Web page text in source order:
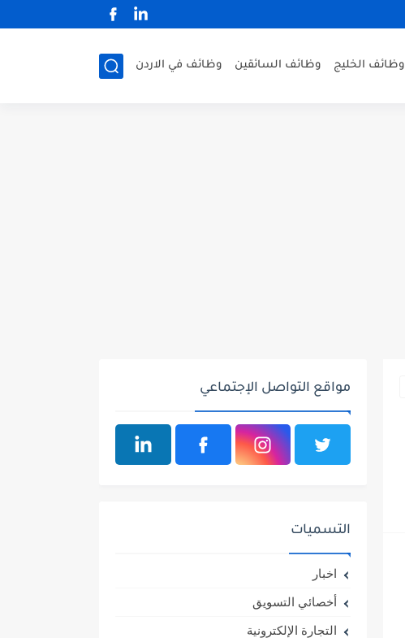
وظائف الخليج وظائف السائقين وظائف في الاردن
مواقع التواصل الإجتماعي
التسميات
اخبار
أخصائي التسويق
التجارة الإلكترونية